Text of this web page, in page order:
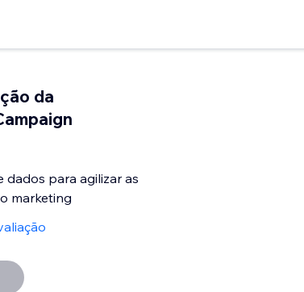
da
dados para agilizar as
marketing